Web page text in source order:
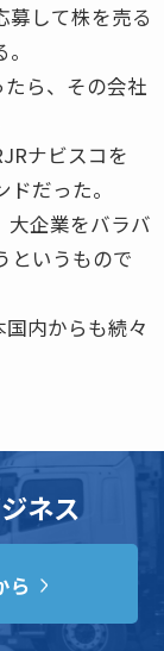
募して株を売る
ら、その会社
ナビスコを
だった。
大企業をバラバ
というもので
内からも続々
ネス
ら